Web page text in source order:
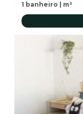
1 banheiro m²